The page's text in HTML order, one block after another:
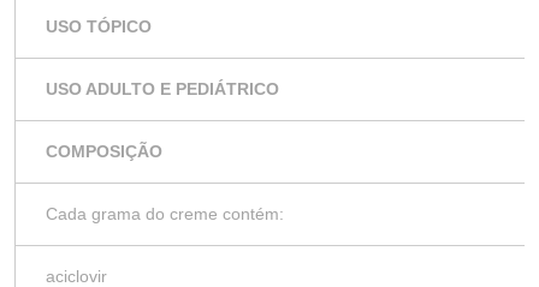
USO TÓPICO
USO ADULTO E PEDIÁTRICO
COMPOSIÇÃO
Cada grama do creme contém:
aciclovir